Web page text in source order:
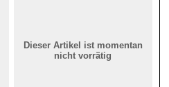
Dieser Artikel ist momentan
nicht vorrätig